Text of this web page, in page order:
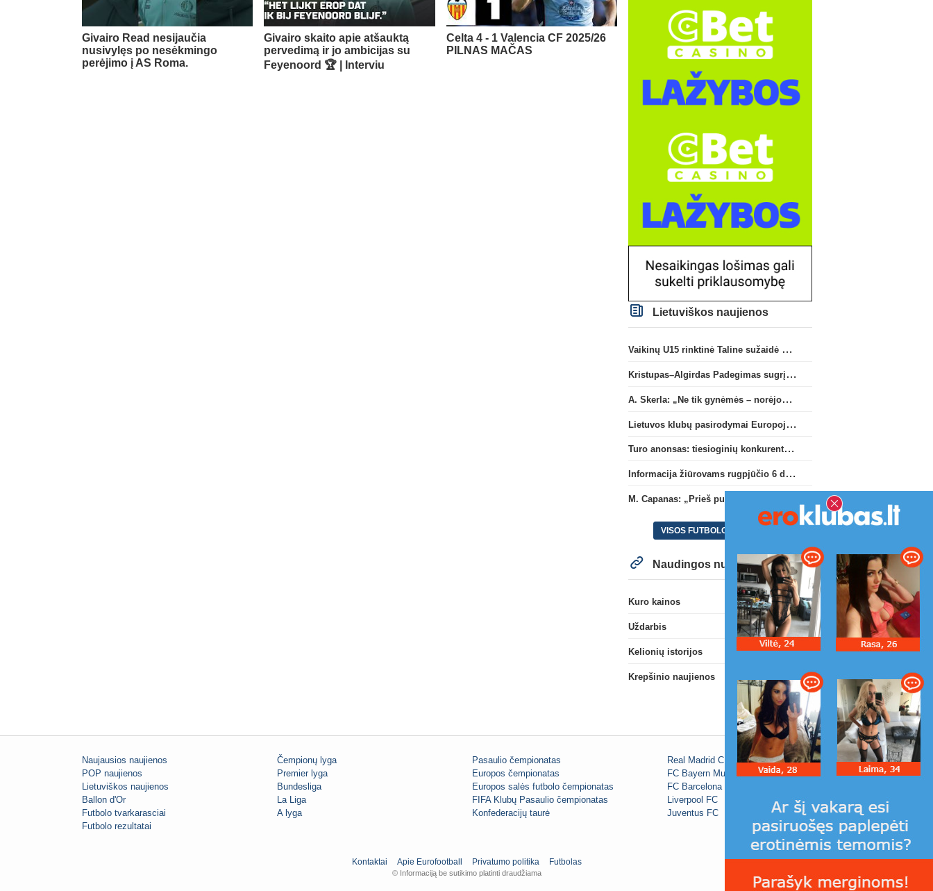
Givairo Read nesijaučia
nusivylęs po nesėkmingo
perėjimo į AS Roma.
Givairo skaito apie atšauktą
pervedimą ir jo ambicijas su
Feyenoord 🏆 | Interviu
Celta 4 - 1 Valencia CF 2025/26
PILNAS MAČAS
Lietuviškos naujienos
Vaikinų U15 rinktinė Taline sužaidė pirmąsias kontrolines rungtynes
Kristupas–Algirdas Padegimas sugrįžta į FC „Hegelmann” B sudėtį
A. Skerla: „Ne tik gynėmės – norėjome atakuoti“
Lietuvos klubų pasirodymai Europoje: patirti pralaimėjimai Kroatijos atstovams
Turo anonsas: tiesioginių konkurentų dvikova Gargžduose
Informacija žiūrovams rugpjūčio 6 d. UEFA rungtynėms
VISOS FUTBOLO NAUJIENOS
Naudingos nuorodos
Kuro kainos
Uždarbis
Kelionių istorijos
Krepšinio naujienos
Naujausios naujienos
POP naujienos
Lietuviškos naujienos
Ballon d'Or
Futbolo tvarkarasciai
Futbolo rezultatai
Čempionų lyga
Premier lyga
Bundesliga
La Liga
A lyga
Pasaulio čempionatas
Europos čempionatas
Europos salės futbolo čempionatas
FIFA Klubų Pasaulio čempionatas
Konfederacijų taurė
Real Madrid C.F.
FC Bayern Munich
FC Barcelona
Liverpool FC
Juventus FC
Kontaktai Apie Eurofootball Privatumo politika Futbolas
© Informaciją be sutikimo platinti draudžiama